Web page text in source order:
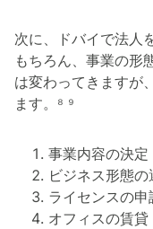
次に、ドバイで法人
もちろん、事業の形
は変わってきますが
ます。⁸ ⁹
事業内容の決定
ビジネス形態の
ライセンスの申
オフィスの賃貸